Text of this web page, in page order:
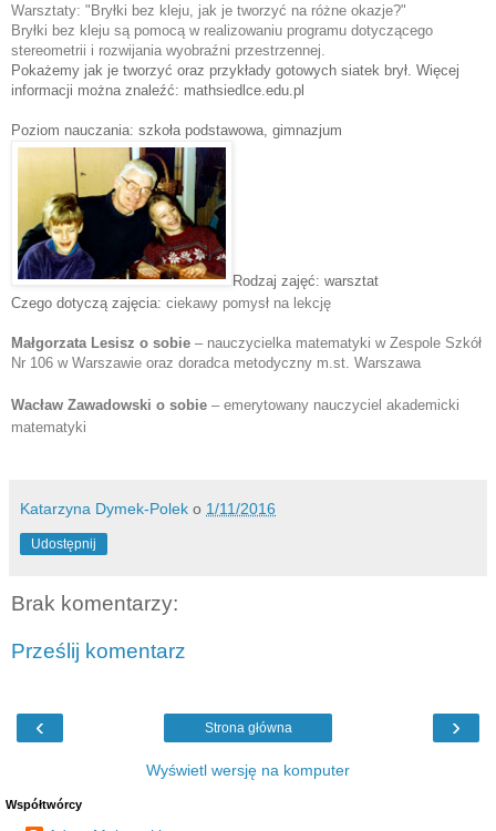
Warsztaty: "Bryłki bez kleju, jak je tworzyć na różne okazje?"
Bryłki bez kleju są pomocą w realizowaniu programu dotyczącego
stereometrii i rozwijania wyobraźni przestrzennej.
Pokażemy jak je tworzyć oraz przykłady gotowych siatek brył. Więcej
informacji można znaleźć: mathsiedlce.edu.pl
Poziom nauczania: szkoła podstawowa, gimnazjum
Rodzaj zajęć: warsztat
Czego dotyczą zajęcia: ciekawy pomysł na lekcję
Małgorzata Lesisz o sobie – nauczycielka matematyki w Zespole Szkół
Nr 106 w Warszawie oraz doradca metodyczny m.st. Warszawa
Wacław Zawadowski o sobie – emerytowany nauczyciel akademicki
matematyki
Katarzyna Dymek-Polek o 1/11/2016
Udostępnij
Brak komentarzy:
Prześlij komentarz
‹ ›
Strona główna
Wyświetl wersję na komputer
Współtwórcy